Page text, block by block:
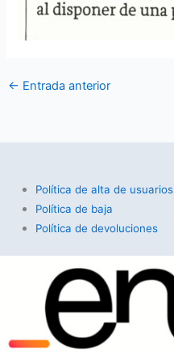
← Entrada anterior
Política de alta de usuarios
Política de baja
Política de devoluciones